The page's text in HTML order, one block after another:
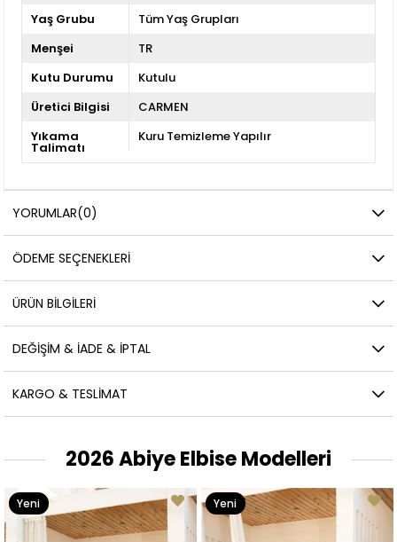
Yaş Grubu
Tüm Yaş Grupları
Menşei
TR
Kutu Durumu
Kutulu
Üretici Bilgisi
CARMEN
Yıkama
Talimatı
Kuru Temizleme Yapılır
YORUMLAR(0)
ÖDEME SEÇENEKLERI
ÜRÜN BILGILERI
DEĞIŞIM & İADE & İPTAL
KARGO & TESLIMAT
2026 Abiye Elbise Modelleri
Yeni
Ürün
Yeni
Ürün